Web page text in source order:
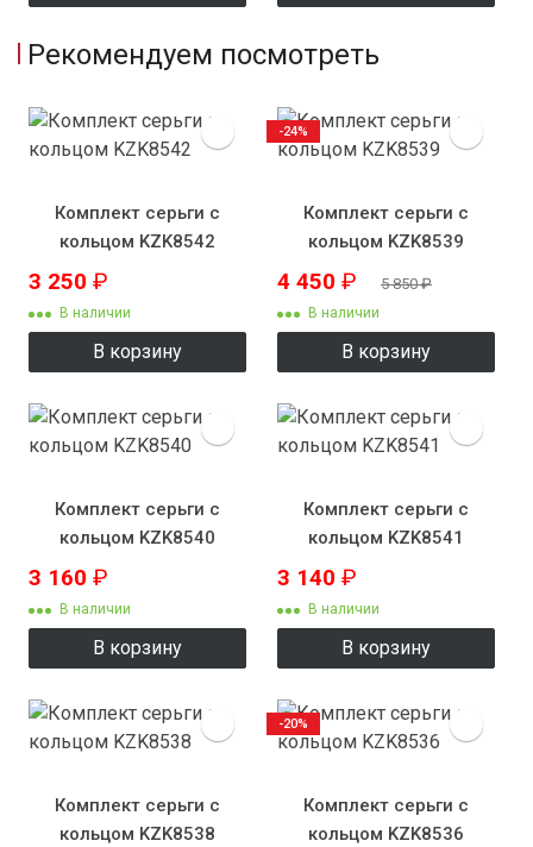
Рекомендуем посмотреть
Комплект серьги с
кольцом KZK8542
3 250 ₽
В наличии
В корзину
Комплект серьги с
кольцом KZK8539
4 450 ₽ 5 850₽
В наличии
В корзину
-24%
Комплект серьги с
кольцом KZK8540
3 160 ₽
В наличии
В корзину
Комплект серьги с
кольцом KZK8541
3 140 ₽
В наличии
В корзину
Комплект серьги с
кольцом KZK8538
Комплект серьги с
кольцом KZK8536
-20%